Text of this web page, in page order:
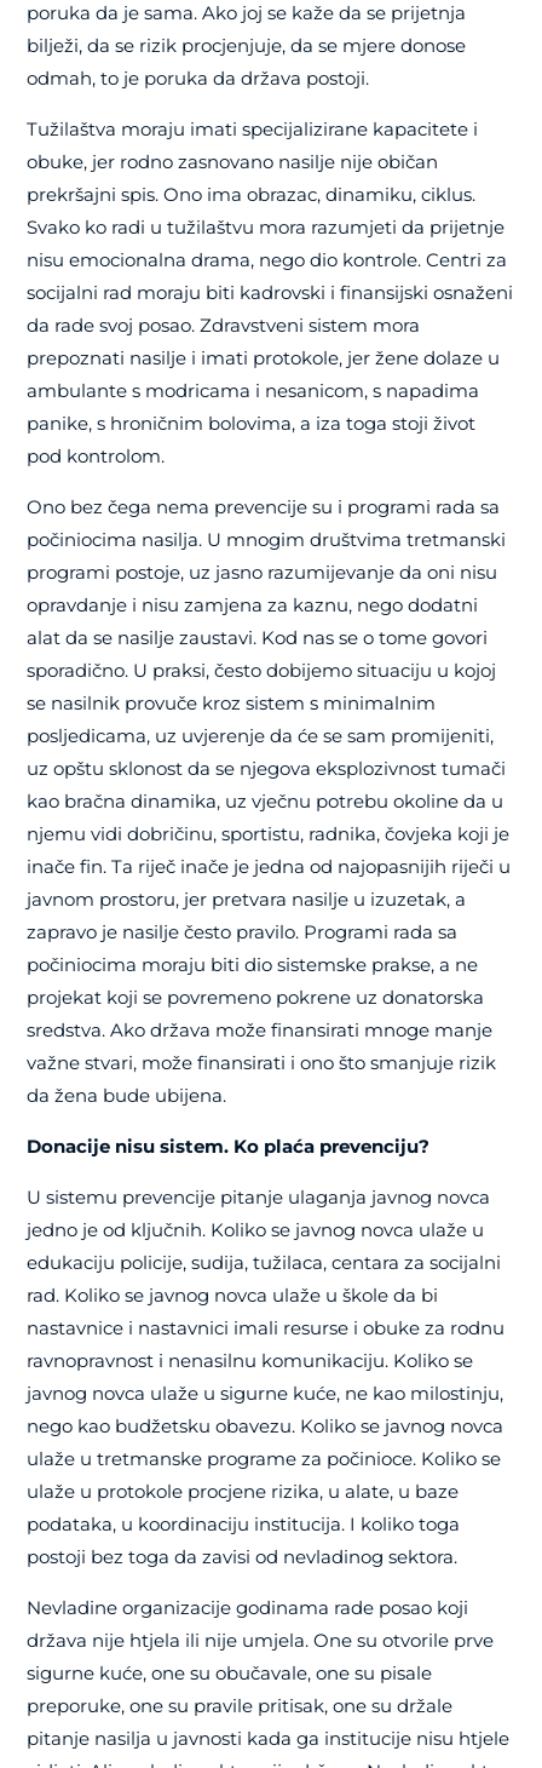
poruka da je sama. Ako joj se kaže da se prijetnja
bilježi, da se rizik procjenjuje, da se mjere donose
odmah, to je poruka da država postoji.
Tužilaštva moraju imati specijalizirane kapacitete i
obuke, jer rodno zasnovano nasilje nije običan
prekršajni spis. Ono ima obrazac, dinamiku, ciklus.
Svako ko radi u tužilaštvu mora razumjeti da prijetnje
nisu emocionalna drama, nego dio kontrole. Centri za
socijalni rad moraju biti kadrovski i finansijski osnaženi
da rade svoj posao. Zdravstveni sistem mora
prepoznati nasilje i imati protokole, jer žene dolaze u
ambulante s modricama i nesanicom, s napadima
panike, s hroničnim bolovima, a iza toga stoji život
pod kontrolom.
Ono bez čega nema prevencije su i programi rada sa
počiniocima nasilja. U mnogim društvima tretmanski
programi postoje, uz jasno razumijevanje da oni nisu
opravdanje i nisu zamjena za kaznu, nego dodatni
alat da se nasilje zaustavi. Kod nas se o tome govori
sporadično. U praksi, često dobijemo situaciju u kojoj
se nasilnik provuče kroz sistem s minimalnim
posljedicama, uz uvjerenje da će se sam promijeniti,
uz opštu sklonost da se njegova eksplozivnost tumači
kao bračna dinamika, uz vječnu potrebu okoline da u
njemu vidi dobričinu, sportistu, radnika, čovjeka koji je
inače fin. Ta riječ inače je jedna od najopasnijih riječi u
javnom prostoru, jer pretvara nasilje u izuzetak, a
zapravo je nasilje često pravilo. Programi rada sa
počiniocima moraju biti dio sistemske prakse, a ne
projekat koji se povremeno pokrene uz donatorska
sredstva. Ako država može finansirati mnoge manje
važne stvari, može finansirati i ono što smanjuje rizik
da žena bude ubijena.
Donacije nisu sistem. Ko plaća prevenciju?
U sistemu prevencije pitanje ulaganja javnog novca
jedno je od ključnih. Koliko se javnog novca ulaže u
edukaciju policije, sudija, tužilaca, centara za socijalni
rad. Koliko se javnog novca ulaže u škole da bi
nastavnice i nastavnici imali resurse i obuke za rodnu
ravnopravnost i nenasilnu komunikaciju. Koliko se
javnog novca ulaže u sigurne kuće, ne kao milostinju,
nego kao budžetsku obavezu. Koliko se javnog novca
ulaže u tretmanske programe za počinioce. Koliko se
ulaže u protokole procjene rizika, u alate, u baze
podataka, u koordinaciju institucija. I koliko toga
postoji bez toga da zavisi od nevladinog sektora.
Nevladine organizacije godinama rade posao koji
država nije htjela ili nije umjela. One su otvorile prve
sigurne kuće, one su obučavale, one su pisale
preporuke, one su pravile pritisak, one su držale
pitanje nasilja u javnosti kada ga institucije nisu htjele